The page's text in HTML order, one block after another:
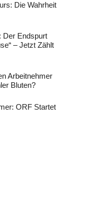
Die Wahrheit
Der Endspurt
– Jetzt Zählt
Arbeitnehmer
Bluten?
ORF Startet